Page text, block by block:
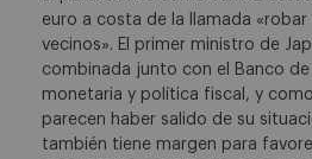
euro a costa de la llamada
vecinos». El primer ministro de
combinada junto con el Banco
monetaria y política fiscal, y
parecen haber salido de su
también tiene margen para